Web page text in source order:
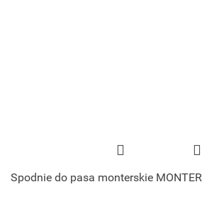
Spodnie do pasa monterskie MONTER